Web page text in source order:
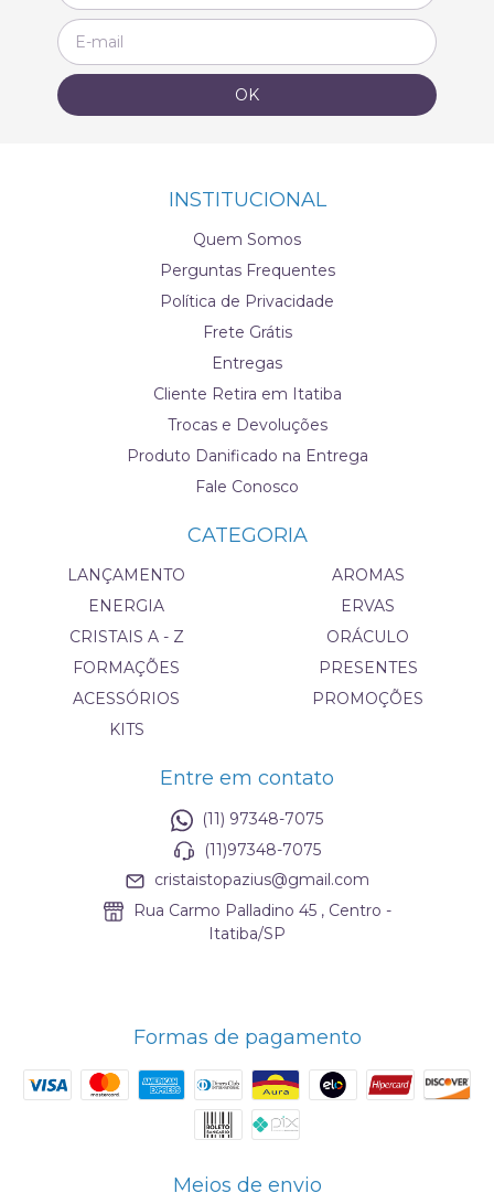
INSTITUCIONAL
Quem Somos
Perguntas Frequentes
Política de Privacidade
Frete Grátis
Entregas
Cliente Retira em Itatiba
Trocas e Devoluções
Produto Danificado na Entrega
Fale Conosco
CATEGORIA
LANÇAMENTO
ENERGIA
CRISTAIS A - Z
FORMAÇÕES
ACESSÓRIOS
KITS
AROMAS
ERVAS
ORÁCULO
PRESENTES
PROMOÇÕES
Entre em contato
(11) 97348-7075
(11)97348-7075
cristaistopazius@gmail.com
Rua Carmo Palladino 45 , Centro -
Itatiba/SP
Formas de pagamento
Meios de envio